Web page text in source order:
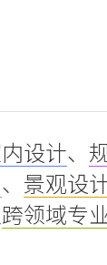
设计、
、 景观设
跨领域专